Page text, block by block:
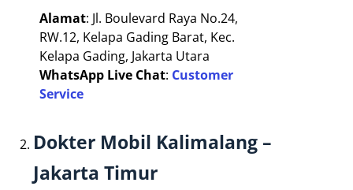
Alamat: Jl. Boulevard Raya No.24,
RW.12, Kelapa Gading Barat, Kec.
Kelapa Gading, Jakarta Utara
WhatsApp Live Chat: Customer
Service
Dokter Mobil Kalimalang –
Jakarta Timur